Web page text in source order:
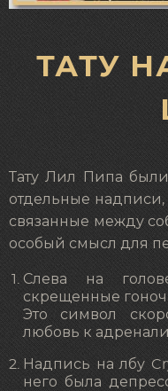
ТАТУ
Тату Лил Пипа
отдельные
связанные между
особый смысл для
Слева на
скрещенные
Это символ
любовь к
Надпись на лбу
него была